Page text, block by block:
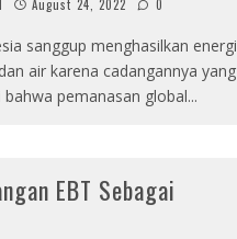
August 24, 2022 0
sanggup menghasilkan energi
air karena cadangannya yang
pemanasan global...
EBT Sebagai